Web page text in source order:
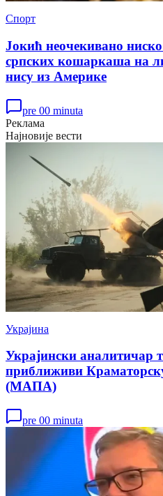
Спорт
Јокић неочекивано
српских кошаркаша на
нису из Америке
pre 00 minuta
Реклама
Најновије вести
Украјина
Украјински аналитичар
приближиви
(МАПА)
pre 00 minuta